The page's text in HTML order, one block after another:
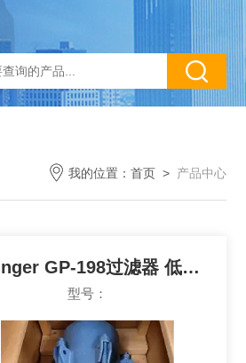
我的位置： 首页 > 产品中心
Dollinger GP-198过滤器 低压损 大纳污
型号：